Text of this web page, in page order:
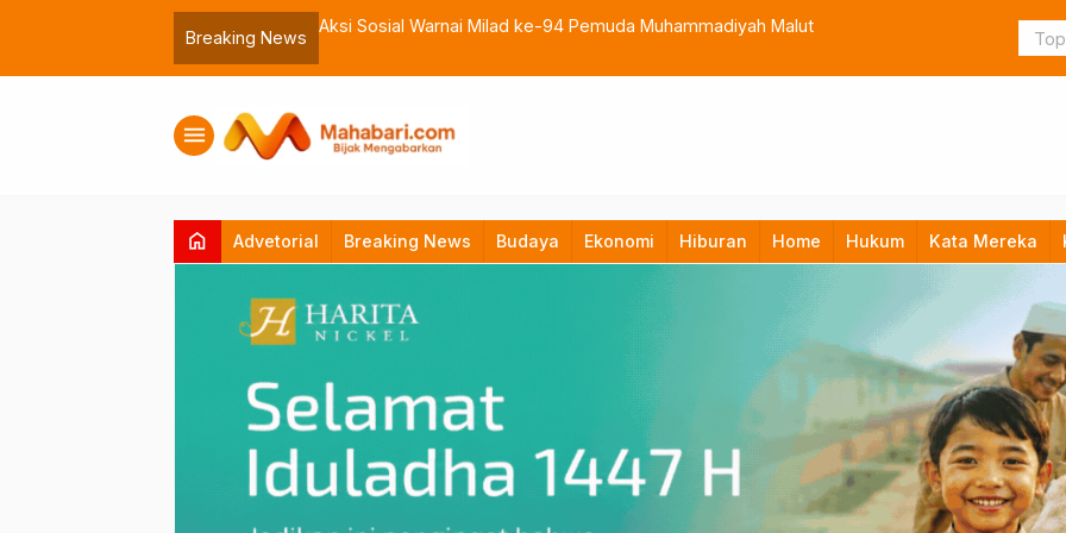
Breaking News
Bassam Kasuba Lantik Abdillah sebagai Sekda Definitif Halsel TNI
menu
home Advetorial Breaking News Budaya Ekonomi Hiburan Home Hukum Kata Mereka